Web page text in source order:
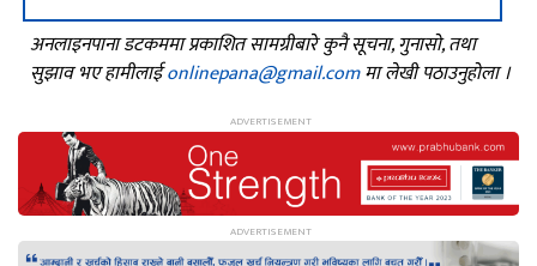
अनलाइनपाना डटकममा प्रकाशित सामग्रीबारे कुनै सूचना, गुनासो, तथा
सुझाव भए हामीलाईonlinepana@gmail.comमा लेखी पठाउनुहोला ।